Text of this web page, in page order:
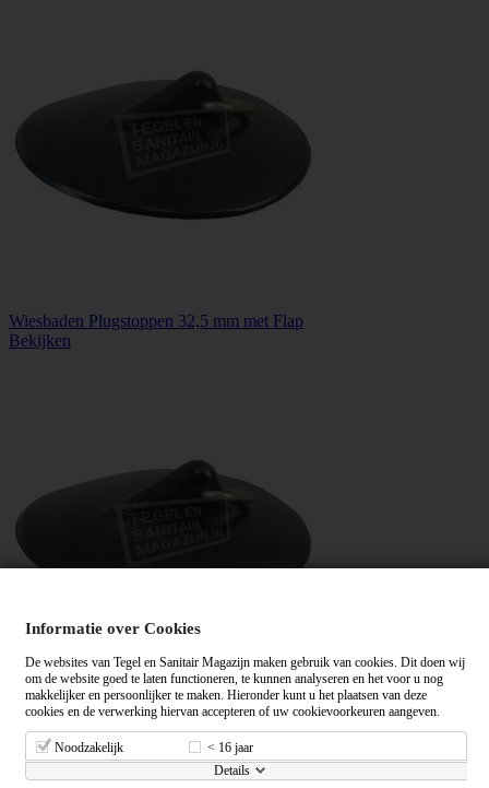
Wiesbaden Plugstoppen 32,5 mm met Flap
Bekijken
Wiesbaden Plugstoppen 38,5 mm met Flap
Bekijken
Informatie over Cookies
De websites van Tegel en Sanitair Magazijn maken gebruik van cookies. Dit doen wij
om de website goed te laten functioneren, te kunnen analyseren en het voor u nog
makkelijker en persoonlijker te maken. Hieronder kunt u het plaatsen van deze
cookies en de verwerking hiervan accepteren of uw cookievoorkeuren aangeven.
Noodzakelijk
< 16 jaar
Details